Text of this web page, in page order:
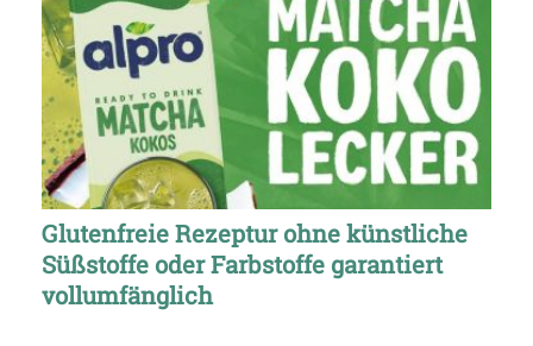
Glutenfreie Rezeptur ohne künstliche
Süßstoffe oder Farbstoffe garantiert
vollumfänglich